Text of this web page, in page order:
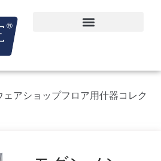
ェアショップフロア用什器コレク